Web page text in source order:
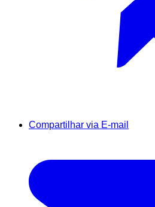
Compartilhar via E-mail